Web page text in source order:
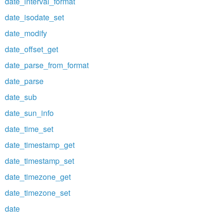
date_isodate_set
date_modify
date_offset_get
date_parse_from_format
date_parse
date_sub
date_sun_info
date_time_set
date_timestamp_get
date_timestamp_set
date_timezone_get
date_timezone_set
date